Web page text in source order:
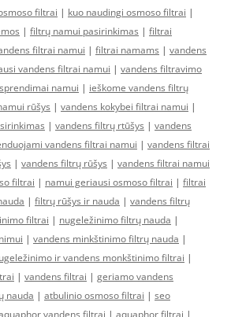
filtrai | kuo naudingi osmoso filtrai |
| filtrų namui pasirinkimas | filtrai
filtrai namui | filtrai namams | vandens
vandens filtrai namui | vandens filtravimo
namui | ieškome vandens filtrų
rūšys | vandens kokybei filtrai namui |
| vandens filtrų rtūšys | vandens
vandens filtrai namui | vandens filtrai
| vandens filtrų rūšys | vandens filtrai namui
filtrai | namui geriausi osmoso filtrai | filtrai
| filtrų rūšys ir nauda | vandens filtrų
filtrai | nugeležinimo filtrų nauda |
| vandens minkštinimo filtrų nauda |
ir vandens monkštinimo filtrai |
| vandens filtrai | geriamo vandens
nauda | atbulinio osmoso filtrai | seo
vandens filtrai | aquaphor filtrai |